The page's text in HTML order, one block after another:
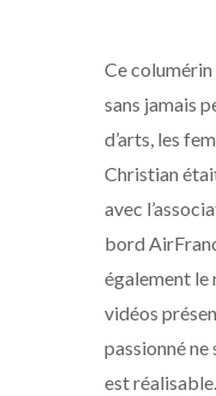
Ce
sans jamais
d’arts, les
Christian
avec
bord
également le
vidéos
passionné
est réalisable.